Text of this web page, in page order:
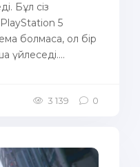
Бұл сіз
5
болмаса, ол бір
үйлеседі....
3 139 0